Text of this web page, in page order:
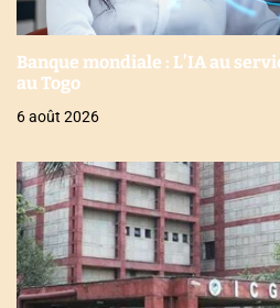
Banque mondiale : L’IA au
au Togo
6 août 2026